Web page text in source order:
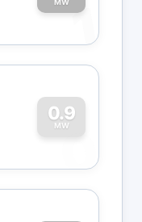
MW1
0.9
MW
0